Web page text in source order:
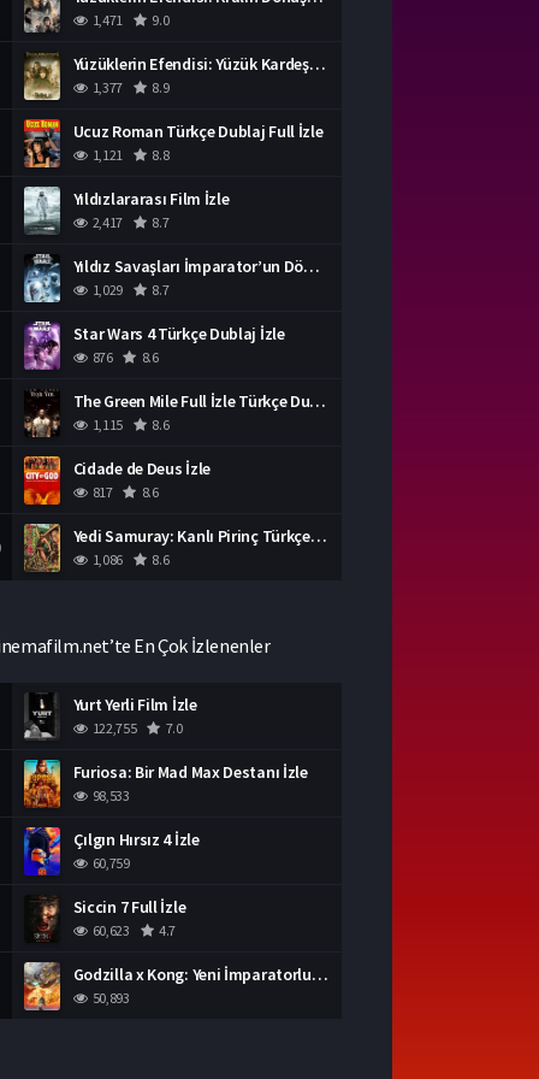
1,471 9.0
Yüzüklerin Efendisi: Yüzük Kardeşliği Türkçe Dublaj İzle
1,377 8.9
Ucuz Roman Türkçe Dublaj Full İzle
1,121 8.8
Yıldızlararası Film İzle
2,417 8.7
Yıldız Savaşları İmparator’un Dönüşü Türkçe Dublaj İzle
1,029 8.7
Star Wars 4 Türkçe Dublaj İzle
876 8.6
The Green Mile Full İzle Türkçe Dublaj
1,115 8.6
Cidade de Deus İzle
817 8.6
Yedi Samuray: Kanlı Pirinç Türkçe Dublaj İzle
1,086 8.6
En Çok İzlenenler
Yurt Yerli Film İzle
122,755 7.0
Furiosa: Bir Mad Max Destanı İzle
98,533
Çılgın Hırsız 4 İzle
60,759
Siccin 7 Full İzle
60,623 4.7
Godzilla x Kong: Yeni İmparatorluk İzle
50,893